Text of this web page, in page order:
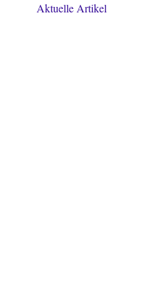
Aktuelle Artikel